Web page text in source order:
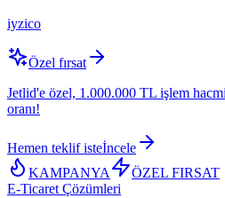
iyzico
Özel fırsat
Jetlid'e özel, 1.000.000 TL işlem
oranı!
Hemen teklif isteİncele
KAMPANYA
ÖZEL FIRSAT
E-Ticaret Çözümleri